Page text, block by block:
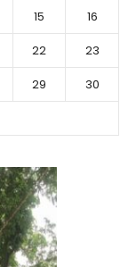
15
16
22
23
29
30